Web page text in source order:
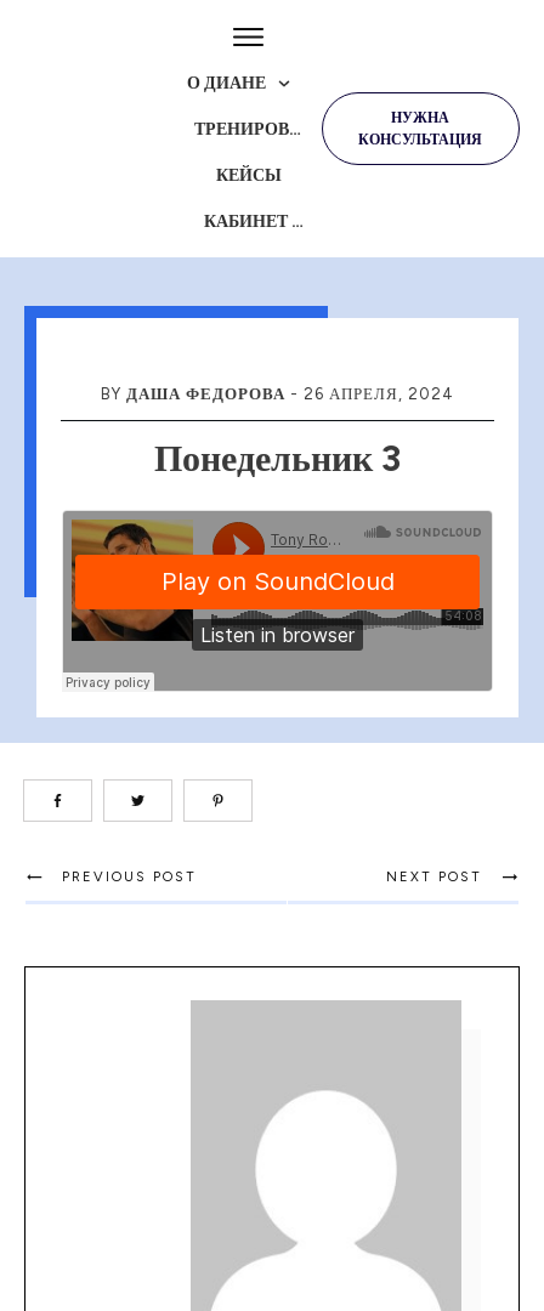
О ДИАНЕ
ТРЕНИРОВКИ
КЕЙСЫ
КАБИНЕТ УЧЕНИКА
НУЖНА
КОНСУЛЬТАЦИЯ
BY ДАША ФЕДОРОВА - 26 АПРЕЛЯ, 2024
Понедельник 3
PREVIOUS POST NEXT POST